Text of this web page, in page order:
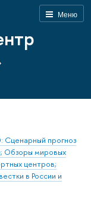
Меню
прогноз
Обзоры мировых
центров;
в России и